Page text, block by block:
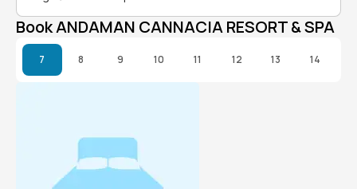
Book ANDAMAN CANNACIA RESORT & SPA
7 8 9 10 11 12 13 14